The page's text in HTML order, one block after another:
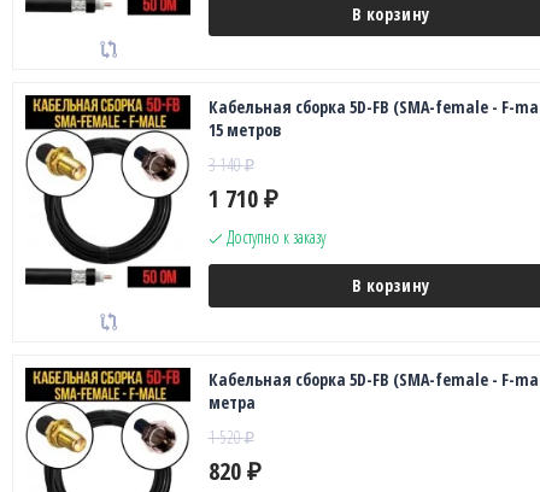
В корзину
Кабельная сборка 5D-FB (SMA-female - F-
15 метров
3 140₽
1 710 ₽
Доступно к заказу
В корзину
Кабельная сборка 5D-FB (SMA-female - F-
метра
1 520₽
820 ₽